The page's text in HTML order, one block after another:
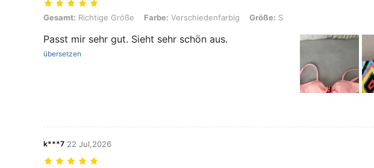
Gesamt: Richtige Größe, Farbe: Verschiedenfarbig, Größe: S
Gesamt: Richtige Größe Farbe: Verschiedenfarbig Größe: S
Passt mir sehr gut. Sieht sehr schön aus.
übersetzen
k***7 22 Jul,2026